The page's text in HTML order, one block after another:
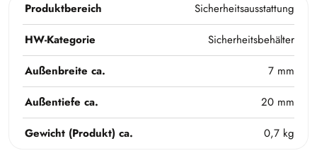
Produktbereich
Sicherheitsausstattung
HW-Kategorie
Sicherheitsbehälter
Außenbreite ca.
7 mm
Außentiefe ca.
20 mm
Gewicht (Produkt) ca.
0,7 kg